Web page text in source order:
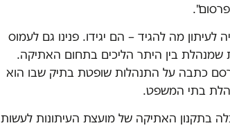
מה להגיד – הם יגידו. פנינו גם לעמוס
שמנהלת בין היתר הליכים בתחום האתיקה.
כתבה על התנהלות שופטת בתיק שבו הוא
בתי המשפט.
בתקנון האתיקה של מועצת העיתונות לעשות